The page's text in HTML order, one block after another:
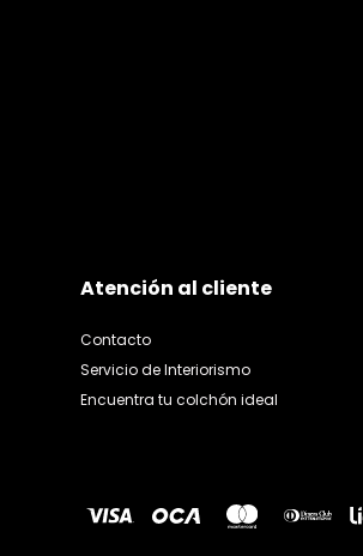
Atención al cliente
Contacto
Servicio de Interiorismo
Encuentra tu colchón ideal